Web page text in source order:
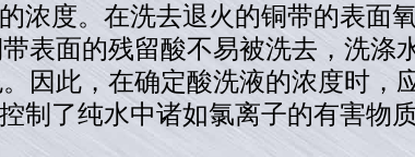
浓度。在洗去退火的铜带的表面
表面的残留酸不易被洗去，洗涤
因此，在确定酸洗液的浓度时，
制了纯水中诸如氯离子的有害物